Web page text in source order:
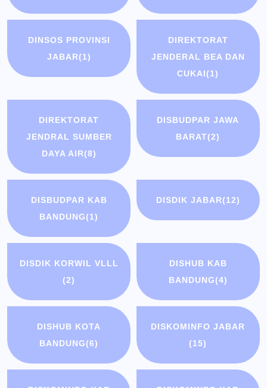
DINSOS PROVINSI
JABAR(1)
DIREKTORAT
JENDERAL BEA DAN
CUKAI(1)
DIREKTORAT
JENDRAL SUMBER
DAYA AIR(8)
DISBUDPAR JAWA
BARAT(2)
DISBUDPAR KAB
BANDUNG(1)
DISDIK JABAR(12)
DISDIK KORWIL VLLL
(2)
DISHUB KAB
BANDUNG(4)
DISHUB KOTA
BANDUNG(6)
DISKOMINFO JABAR
(15)